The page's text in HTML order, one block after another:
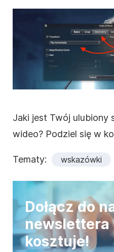
Jaki jest Twój ulubiony
wideo? Podziel się w
Tematy: wskazówki
Dołącz do
newslettera
kosztuje!